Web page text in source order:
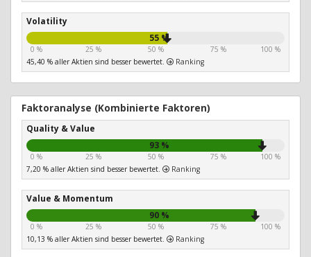
Volatility
55 %
0 % 25 % 50 % 75 %
100 %
45,40 % aller Aktien sind besser bewertet.
Ranking
Faktoranalyse (Kombinierte Faktoren)
Quality & Value
93 %
0 % 25 % 50 % 75 %
100 %
7,20 % aller Aktien sind besser bewertet.
Ranking
Value & Momentum
90 %
0 % 25 % 50 % 75 %
100 %
10,13 % aller Aktien sind besser bewertet.
Ranking